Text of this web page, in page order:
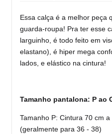
Essa calça é a melhor peça
guarda-roupa! Pra ter esse
larguinho, é todo feito em
elastano), é hiper mega
lados, e elástico na cintura!
Tamanho pantalona: P ao
Tamanho P: Cintura 70 cm
(geralmente para 36 - 38)